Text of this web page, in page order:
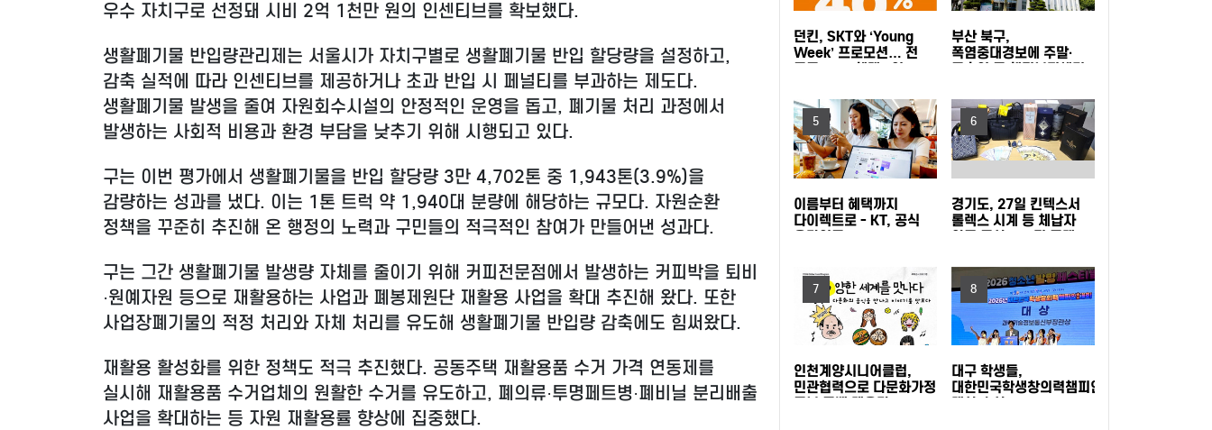
우수 자치구로 선정돼 시비 2억 1천만 원의 인센티브를 확보했다.
생활폐기물 반입량관리제는 서울시가 자치구별로 생활폐기물 반입 할당량을 설정하고,
감축 실적에 따라 인센티브를 제공하거나 초과 반입 시 페널티를 부과하는 제도다.
생활폐기물 발생을 줄여 자원회수시설의 안정적인 운영을 돕고, 폐기물 처리 과정에서
발생하는 사회적 비용과 환경 부담을 낮추기 위해 시행되고 있다.
구는 이번 평가에서 생활폐기물을 반입 할당량 3만 4,702톤 중 1,943톤(3.9%)을
감량하는 성과를 냈다. 이는 1톤 트럭 약 1,940대 분량에 해당하는 규모다. 자원순환
정책을 꾸준히 추진해 온 행정의 노력과 구민들의 적극적인 참여가 만들어낸 성과다.
구는 그간 생활폐기물 발생량 자체를 줄이기 위해 커피전문점에서 발생하는 커피박을 퇴비
·원예자원 등으로 재활용하는 사업과 폐봉제원단 재활용 사업을 확대 추진해 왔다. 또한
사업장폐기물의 적정 처리와 자체 처리를 유도해 생활폐기물 반입량 감축에도 힘써왔다.
재활용 활성화를 위한 정책도 적극 추진했다. 공동주택 재활용품 수거 가격 연동제를
실시해 재활용품 수거업체의 원활한 수거를 유도하고, 폐의류·투명페트병·폐비닐 분리배출
사업을 확대하는 등 자원 재활용률 향상에 집중했다.
서 혜택 주는 ‘교보문고 요금제’ 출시
KT, 폭염 속 시민 안전 위해 '무더위 쉼터' 운영
상 포함 17개 수상
타지키스탄에 ‘K-치안’ 전파... 사이버범죄로부터
현지 주민과 우리 국민 모두 지킨다
삼립, 촌캉스 트렌드 담은 ‘여름 디저트’ 3종 출시
GLN인터내셔널, 방한 외국인의 QR결제 서비스
확장 나선다
노동진 수협 회장, 고수온 피해 현장 긴급 점검
농협식품, ‘청소년 불법도박 근절’ 릴레이 캠페인
동참
지역사회와 함께하는 여름나기 - 새마을금고, 무
던킨, SKT와 ‘Young
Week’ 프로모션… 전
품목 40% 혜택 “영
모여라!”
부산 북구,
폭염중대경보에 주말·
공휴일 동 행정복지센터
5
이름부터 혜택까지
다이렉트로 - KT, 공식
온라인몰
6
경기도, 27일 킨텍스서
롤렉스 시계 등 체납자
압류 동산 620점 공개
7
인천계양시니어클럽,
민관협력으로 다문화가정
돌봄 공백 메운다
8
대구 학생들,
대한민국학생창의력챔피언대회
대상 수상